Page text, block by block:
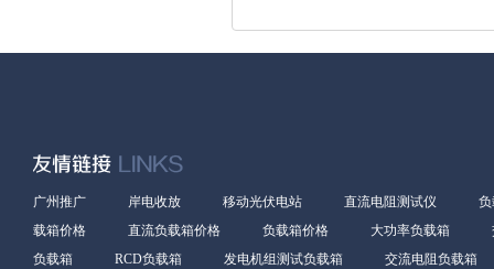
广州推广 岸电收放 移动光伏电站 直流电阻测试仪
载箱价格
直流负载箱价格 负载箱价格 大功率负载箱
负载箱
RCD负载箱 发电机组测试负载箱
交流电阻负载箱